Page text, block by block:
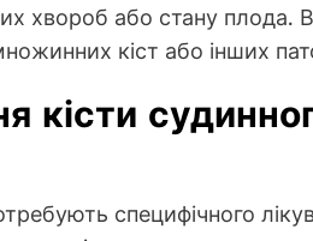
хвороб або стану плода.
кіст або інших
кісти
специфічного